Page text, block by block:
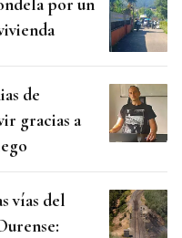
por un
de
gracias a
vías del